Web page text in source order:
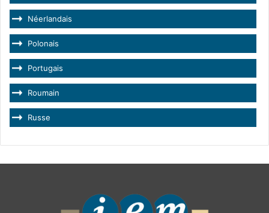
Néerlandais
Polonais
Portugais
Roumain
Russe